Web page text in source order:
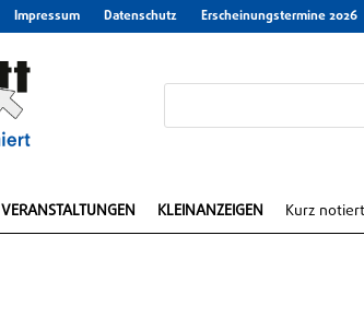
Impressum Datenschutz Erscheinungstermine 2026
VERANSTALTUNGEN KLEINANZEIGEN Kurz notiert